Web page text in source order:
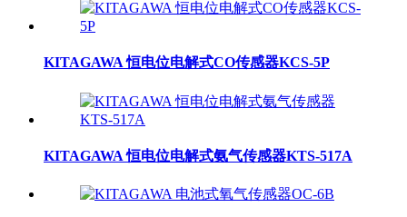
KITAGAWA 恒电位电解式CO传感器KCS-5P
KITAGAWA 恒电位电解式氨气传感器KTS-517A